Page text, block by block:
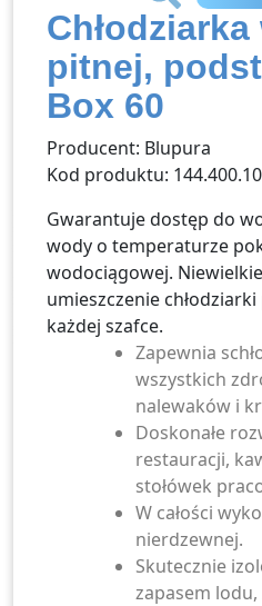
pitnej,
Box 60
Producent: Blupura
Kod produktu:
Gwarantuje dostęp do
wody o temperaturze
wodociągowej.
umieszczenie
każdej szafce.
Zapewnia
wszystkich
nalewaków i
Doskonałe
restauracji,
stołówek
W całości
nierdzewnej.
Skutecznie
zapasem